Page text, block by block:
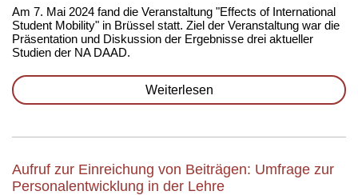
Am 7. Mai 2024 fand die Veranstaltung "Effects of International
Student Mobility" in Brüssel statt. Ziel der Veranstaltung war die
Präsentation und Diskussion der Ergebnisse drei aktueller
Studien der NA DAAD.
Weiterlesen
Aufruf zur Einreichung von Beiträgen: Umfrage zur
Personalentwicklung in der Lehre